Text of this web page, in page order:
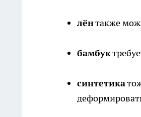
лёнтакже
бамбук
синтетика